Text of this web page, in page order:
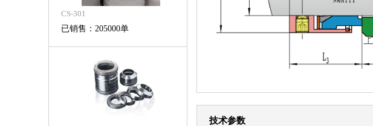
CS-301
已销售：205000单
技术参数